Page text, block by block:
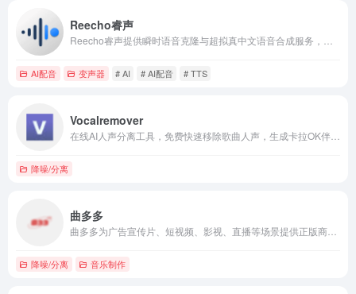
Reecho睿声
AI配音 变声器 # AI # AI配音 # TTS
Vocalremover
降噪/分离
曲多多
降噪/分离 音乐制作